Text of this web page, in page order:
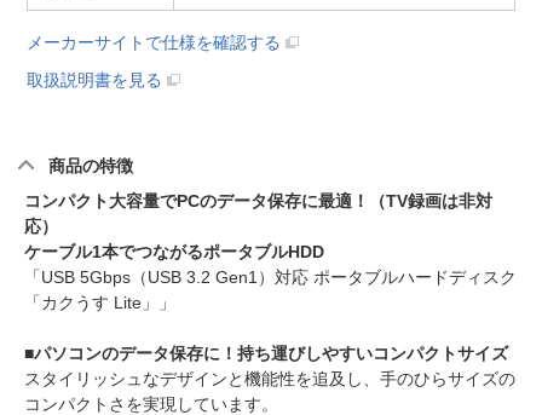
メーカーサイトで仕様を確認する
取扱説明書を見る
商品の特徴
コンパクト大容量でPCのデータ保存に最適！（TV録画は非対
応）
ケーブル1本でつながるポータブルHDD
「USB 5Gbps（USB 3.2 Gen1）対応 ポータブルハードディスク
「カクうす Lite」」
■パソコンのデータ保存に！持ち運びしやすいコンパクトサイズ
スタイリッシュなデザインと機能性を追及し、手のひらサイズの
コンパクトさを実現しています。